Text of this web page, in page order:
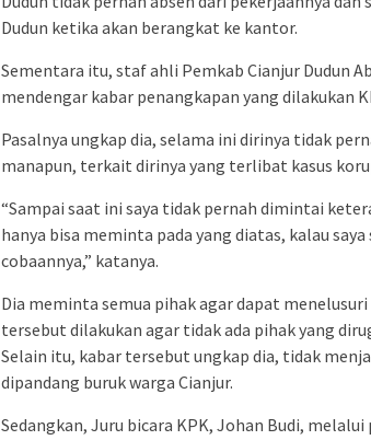
Dudun ketika akan berangkat ke kantor.
Sementara itu, staf ahli Pemkab Cianjur Dudun
mendengar kabar penangkapan yang dilakukan
Pasalnya ungkap dia, selama ini dirinya tidak
manapun, terkait dirinya yang terlibat kasus
“Sampai saat ini saya tidak pernah dimintai
hanya bisa meminta pada yang diatas, kalau
cobaannya,” katanya.
Dia meminta semua pihak agar dapat
tersebut dilakukan agar tidak ada pihak yang
Selain itu, kabar tersebut ungkap dia, tidak
dipandang buruk warga Cianjur.
Sedangkan, Juru bicara KPK, Johan Budi,